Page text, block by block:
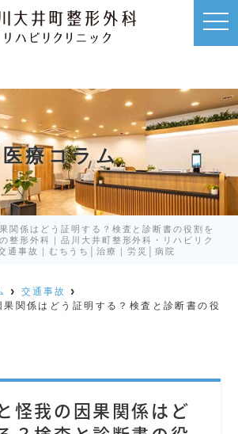
医療コラム
関係はどう証明する？検査と診断書の役割を
整形外科｜品川大井町整形外科・リハビリク
通事故｜むちうち│治療｜労災│病院
t
o
n
a
v
i
i
o
n
交通事故
関係はどう証明する？検査と診断書の役
怪我の因果関係はど